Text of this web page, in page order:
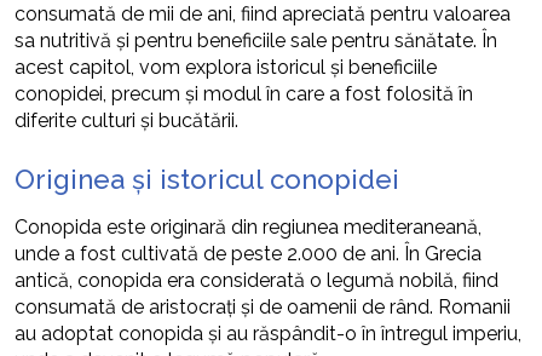
consumată de mii de ani, fiind apreciată pentru valoarea
sa nutritivă și pentru beneficiile sale pentru sănătate. În
acest capitol, vom explora istoricul și beneficiile
conopidei, precum și modul în care a fost folosită în
diferite culturi și bucătării.
Originea și istoricul conopidei
Conopida este originară din regiunea mediteraneană,
unde a fost cultivată de peste 2.000 de ani. În Grecia
antică, conopida era considerată o legumă nobilă, fiind
consumată de aristocrați și de oamenii de rând. Romanii
au adoptat conopida și au răspândit-o în întregul imperiu,